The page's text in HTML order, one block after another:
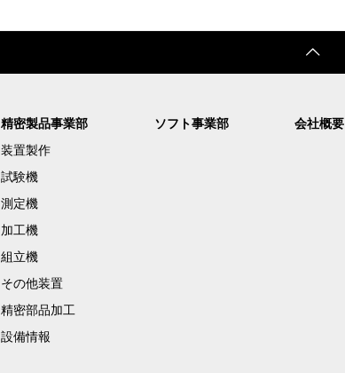
精密製品事業部
装置製作
試験機
測定機
加工機
組立機
その他装置
精密部品加工
設備情報
ソフト事業部 会社概要